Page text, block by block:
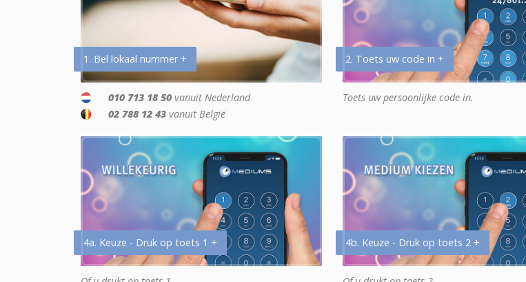
1. Bel lokaal nummer +
010 713 18 50 vanuit Nederland
02 788 12 43 vanuit België
2. Toets uw code in +
Toets uw persoonlijke code in.
4a. Keuze - Druk op toets 1 + 4b. Keuze - Druk op toets 2 +